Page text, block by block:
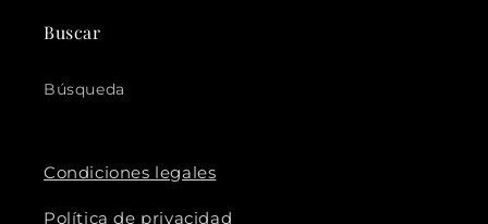
Buscar
Búsqueda
Condiciones legales
Política de privacidad